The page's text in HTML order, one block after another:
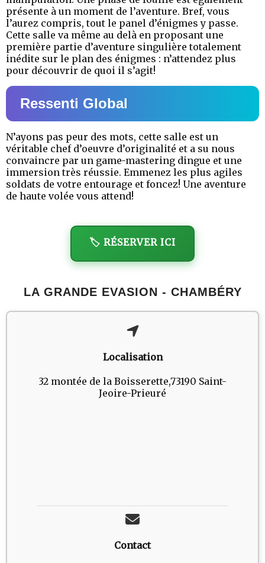
présente à un moment de l’aventure. Bref, vous
l’aurez compris, tout le panel d’énigmes y passe.
Cette salle va même au delà en proposant une
première partie d’aventure singulière totalement
inédite sur le plan des énigmes : n’attendez plus
pour découvrir de quoi il s’agit!
Ressenti Global
N’ayons pas peur des mots, cette salle est un
véritable chef d’oeuvre d’originalité et a su nous
convaincre par un game-mastering dingue et une
immersion très réussie. Emmenez les plus agiles
soldats de votre entourage et foncez! Une aventure
de haute volée vous attend!
🏷️ RÉSERVER ICI
LA GRANDE EVASION - CHAMBÉRY
Localisation
32 montée de la Boisserette,73190 Saint-
Jeoire-Prieuré
Contact